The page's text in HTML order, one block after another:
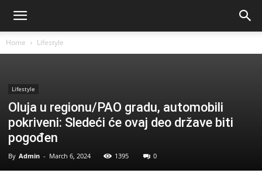
Home Lifestyle
Lifestyle
Oluja u regionu/PAO gradu, automobili
pokriveni: Sledeći će ovaj deo države biti
pogođen
By Admin - March 6, 2024 1395 0